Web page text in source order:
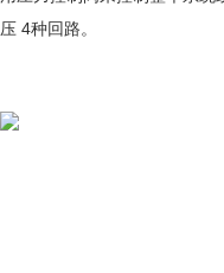
压 4种回路。